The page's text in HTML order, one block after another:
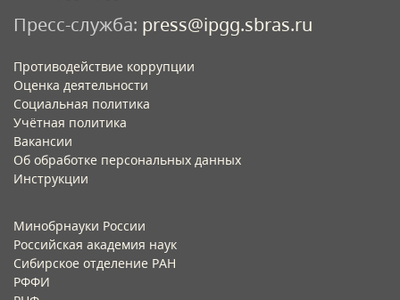
Пресс-служба: press@ipgg.sbras.ru
Противодействие коррупции
Оценка деятельности
Социальная политика
Учётная политика​
Вакансии​
Об обработке персональных данных​
Инструкции​
Минобрнауки России
Российская академия наук
Сибирское отделение РАН
РФФИ